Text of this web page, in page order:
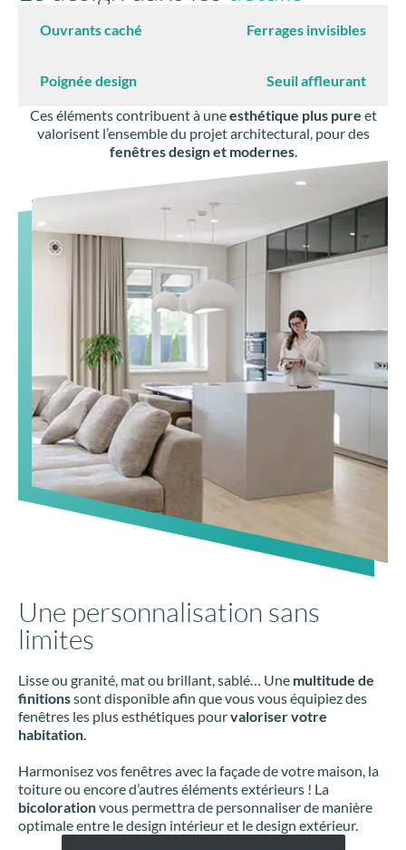
Ouvrants caché Ferrages invisibles
Poignée design
Seuil affleurant
Ces éléments contribuent à uneesthétique plus pure et
valorisent l’ensemble du projet architectural, pour des
fenêtres design et modernes.
Une personnalisation sans
limites
Lisse ou granité, mat ou brillant, sablé… Une multitude de
finitionssont disponible afin que vous vous équipiez des
fenêtres les plus esthétiques pourvaloriser votre
habitation.
Harmonisez vos fenêtres avec la façade de votre maison, la
toiture ou encore d’autres éléments extérieurs ! La
bicolorationvous permettra de personnaliser de manière
optimale entre le design intérieur et le design extérieur.